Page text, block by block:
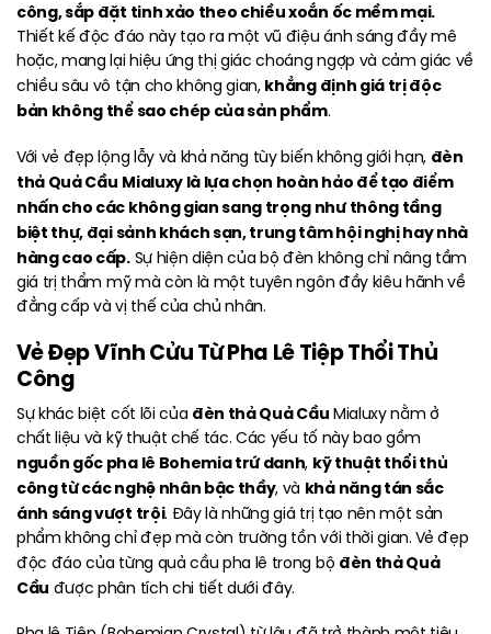
công, sắp đặt tinh xảo theo chiều xoắn ốc mềm mại.
Thiết kế độc đáo này tạo ra một vũ điệu ánh sáng đầy mê
hoặc, mang lại hiệu ứng thị giác choáng ngợp và cảm giác về
chiều sâu vô tận cho không gian,khẳng định giá trị độc
bản không thể sao chép của sản phẩm.
Với vẻ đẹp lộng lẫy và khả năng tùy biến không giới hạn, đèn
thả Quả Cầu Mialuxy là lựa chọn hoàn hảo để tạo điểm
nhấn cho các không gian sang trọng như thông tầng
biệt thự, đại sảnh khách sạn, trung tâm hội nghị hay nhà
hàng cao cấp.Sự hiện diện của bộ đèn không chỉ nâng tầm
giá trị thẩm mỹ mà còn là một tuyên ngôn đầy kiêu hãnh về
đẳng cấp và vị thế của chủ nhân.
Vẻ Đẹp Vĩnh Cửu Từ Pha Lê Tiệp Thổi Thủ
Công
Sự khác biệt cốt lõi của đèn thả Quả CầuMialuxy nằm ở
chất liệu và kỹ thuật chế tác. Các yếu tố này bao gồm
nguồn gốc pha lê Bohemia trứ danh, kỹ thuật thổi thủ
công từ các nghệ nhân bậc thầy, và khả năng tán sắc
ánh sáng vượt trội. Đây là những giá trị tạo nên một sản
phẩm không chỉ đẹp mà còn trường tồn với thời gian. Vẻ đẹp
độc đáo của từng quả cầu pha lê trong bộ đèn thả Quả
Cầu được phân tích chi tiết dưới đây.